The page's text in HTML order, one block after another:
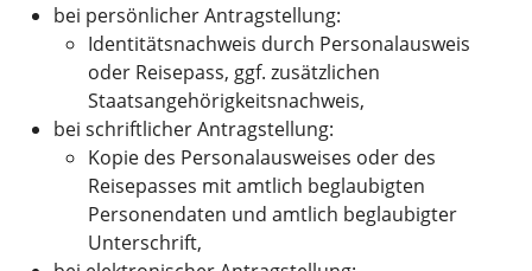
bei persönlicher Antragstellung:
Identitätsnachweis durch Personalausweis
oder Reisepass, ggf. zusätzlichen
Staatsangehörigkeitsnachweis,
bei schriftlicher Antragstellung:
Kopie des Personalausweises oder des
Reisepasses mit amtlich beglaubigten
Personendaten und amtlich beglaubigter
Unterschrift,